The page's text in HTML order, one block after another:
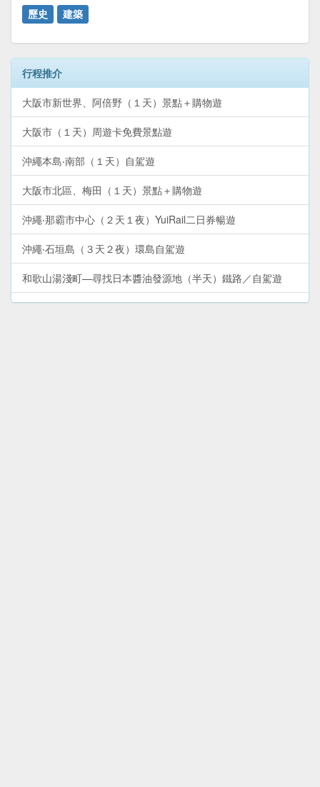
歷史
建築
行程推介
大阪市新世界、阿倍野（１天）景點＋購物遊
大阪市（１天）周遊卡免費景點遊
沖繩本島‧南部（１天）自駕遊
大阪市北區、梅田（１天）景點＋購物遊
沖繩‧那霸市中心（２天１夜）YuiRail二日券暢遊
沖繩‧石垣島（３天２夜）環島自駕遊
和歌山湯淺町—尋找日本醬油發源地（半天）鐵路／自駕遊
大阪市（２天）周遊卡免費景點＋購物遊